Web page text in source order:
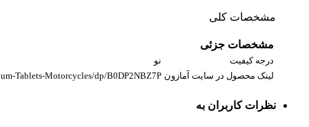
مشخصات کلی
مشخصات جزئی
درجه کیفیت
نو
لینک محصول در سایت آمازون Tablets-Motorcycles/dp/B0DP2NBZ7P
نظرات کاربران به